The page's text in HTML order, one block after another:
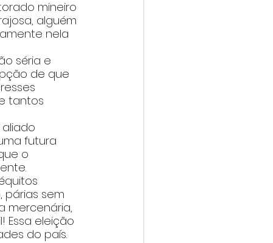
mineiro
alguém
nela
séria e
de que
tantos
futura
o
párias sem
mercenária,
Essa eleição
do país.